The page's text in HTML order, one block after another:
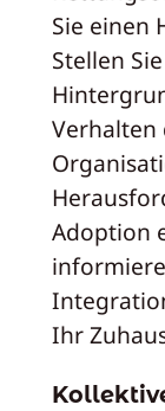
Sie einen
Stellen
Verhalten
Adoption
Ihr